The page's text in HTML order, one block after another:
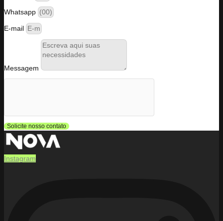
Whatsapp
E-mail
Messagem
Solicite nosso contato
Instagram